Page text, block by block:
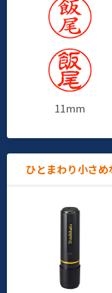
11mm
ひとまわり小さめ